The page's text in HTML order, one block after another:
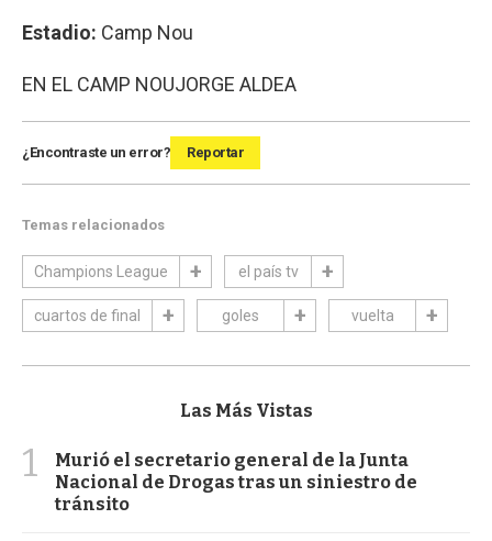
Estadio: Camp Nou
EN EL CAMP NOUJORGE ALDEA
¿Encontraste un error? Reportar
Temas relacionados
Champions League el país tv
cuartos de final goles vuelta
Las Más Vistas
1
Murió el secretario general de la Junta
Nacional de Drogas tras un siniestro de
tránsito